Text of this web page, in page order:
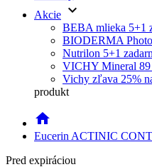
Akcie keyboard_arrow_down
BEBA mlieka 5+1
BIODERMA
Nutrilon 5+1
VICHY Mineral
Vichy zľava 25%
produkt
home
Eucerin ACTINIC
Pred expiráciou